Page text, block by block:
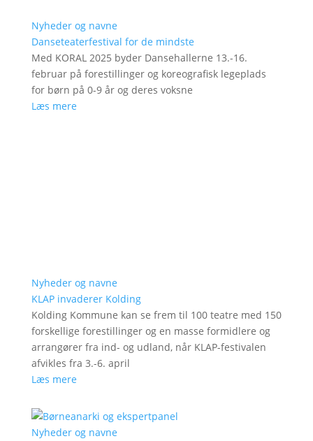
Nyheder og navne
Danseteaterfestival for de mindste
Med KORAL 2025 byder Dansehallerne 13.-16.
februar på forestillinger og koreografisk legeplads
for børn på 0-9 år og deres voksne
Læs mere
Nyheder og navne
KLAP invaderer Kolding
Kolding Kommune kan se frem til 100 teatre med 150
forskellige forestillinger og en masse formidlere og
arrangører fra ind- og udland, når KLAP-festivalen
afvikles fra 3.-6. april
Læs mere
Nyheder og navne